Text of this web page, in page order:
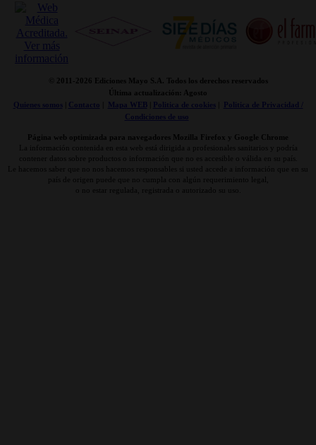
© 2011- 2026 Ediciones Mayo S.A. Todos los derechos reservados
Última actualización: Agosto
Quienes somos| Contacto Mapa WEB| Politica de cookies|
Politica de Privacidad /
Condiciones de uso
Página web optimizada para navegadores Mozilla Firefox y Google Chrome
La información contenida en esta web está dirigida a profesionales sanitarios y podría
contener datos sobre productos o información que no es accesible o válida en su país.
Le hacemos saber que no nos hacemos responsables si usted accede a información que en su
país de origen puede que no cumpla con algún requerimiento legal,
o no estar regulada, registrada o autorizado su uso.